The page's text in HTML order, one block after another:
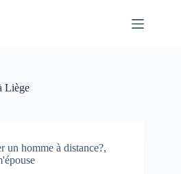
Liège
un homme à distance?,